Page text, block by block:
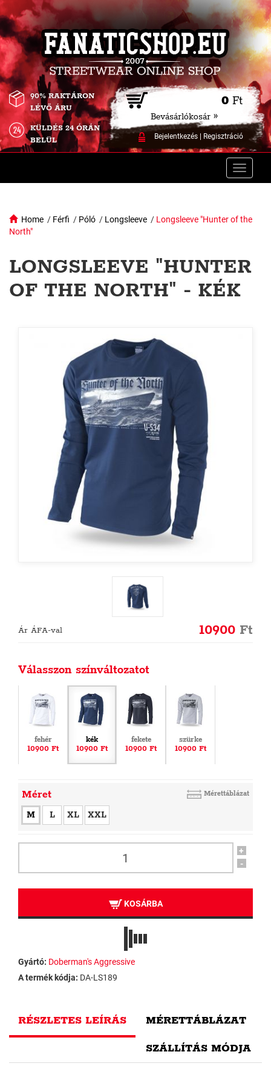
0 Ft
Bevásárlókosár »
Bejelentkezés| Regisztráció
90% RAKTÁRON
LÉVŐ ÁRU
KÜLDÉS 24 ÓRÁN
BELÜL
Toggle
Home / Férfi / Póló / Longsleeve / Longsleeve "Hunter of the
North"
LONGSLEEVE "HUNTER
OF THE NORTH" - KÉK
Ár ÁFA-val 10900 Ft
Válasszon színváltozatot
fehér
10900 Ft
kék
10900 Ft
fekete
10900 Ft
szürke
10900 Ft
Méret Mérettáblázat
M L XL XXL
+
-
KOSÁRBA
Gyártó: Doberman's Aggressive
A termék kódja: DA-LS189
RÉSZLETES LEÍRÁS MÉRETTÁBLÁZAT
SZÁLLÍTÁS MÓDJA